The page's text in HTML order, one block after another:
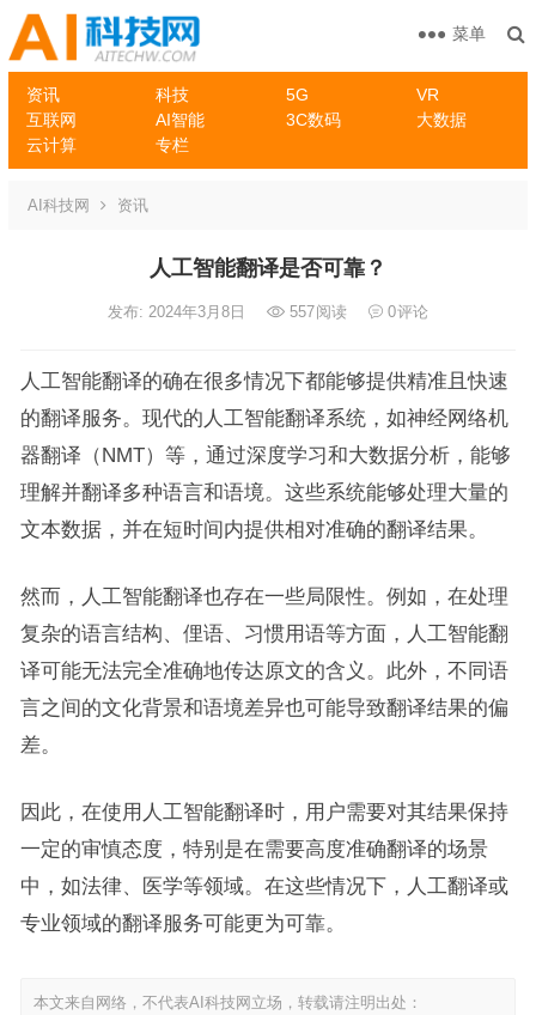
资讯 科技 5G
VR
互联网
AI智能 3C数码
大数据
云计算
专栏
菜单
AI科技网 资讯
人工智能翻译是否可靠？
发布: 2024年3月8日 557阅读 0评论
人工智能翻译的确在很多情况下都能够提供精准且快速
的翻译服务。现代的人工智能翻译系统，如神经网络机
器翻译（NMT）等，通过深度学习和大数据分析，能够
理解并翻译多种语言和语境。这些系统能够处理大量的
文本数据，并在短时间内提供相对准确的翻译结果。
然而，人工智能翻译也存在一些局限性。例如，在处理
复杂的语言结构、俚语、习惯用语等方面，人工智能翻
译可能无法完全准确地传达原文的含义。此外，不同语
言之间的文化背景和语境差异也可能导致翻译结果的偏
差。
因此，在使用人工智能翻译时，用户需要对其结果保持
一定的审慎态度，特别是在需要高度准确翻译的场景
中，如法律、医学等领域。在这些情况下，人工翻译或
专业领域的翻译服务可能更为可靠。
本文来自网络，不代表AI科技网立场，转载请注明出处：